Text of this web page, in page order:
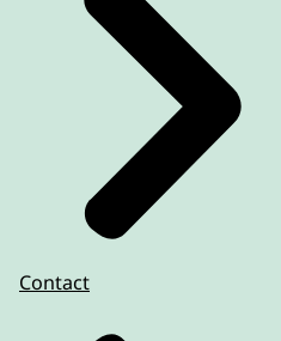
Contact